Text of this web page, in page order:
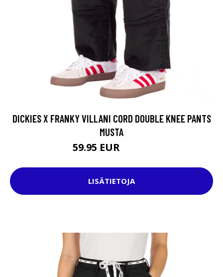
DICKIES X FRANKY VILLANI CORD DOUBLE KNEE PANTS
MUSTA
59.95 EUR
LISÄTIETOJA